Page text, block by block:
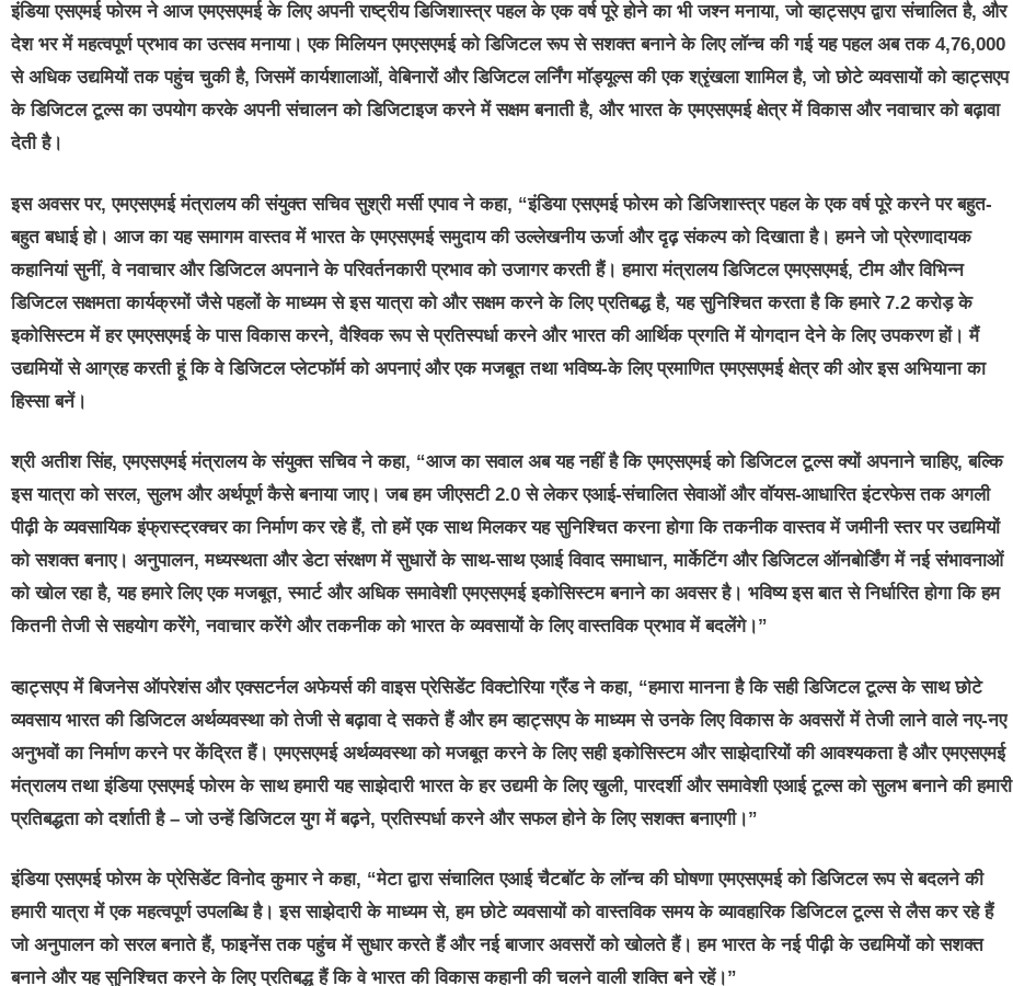
इंडिया एसएमई फोरम ने आज एमएसएमई के लिए अपनी राष्ट्रीय डिजिशास्त्र पहल के एक वर्ष पूरे होने का भी जश्न मनाया, जो व्हाट्सएप द्वारा संचालित है, और
देश भर में महत्वपूर्ण प्रभाव का उत्सव मनाया। एक मिलियन एमएसएमई को डिजिटल रूप से सशक्त बनाने के लिए लॉन्च की गई यह पहल अब तक 4,76,000
से अधिक उद्यमियों तक पहुंच चुकी है, जिसमें कार्यशालाओं, वेबिनारों और डिजिटल लर्निंग मॉड्यूल्स की एक श्रृंखला शामिल है, जो छोटे व्यवसायों को व्हाट्सएप
के डिजिटल टूल्स का उपयोग करके अपनी संचालन को डिजिटाइज करने में सक्षम बनाती है, और भारत के एमएसएमई क्षेत्र में विकास और नवाचार को बढ़ावा
देती है।
इस अवसर पर,एमएसएमई मंत्रालय की संयुक्त सचिव सुश्री मर्सी एपावने कहा, “इंडिया एसएमई फोरम को डिजिशास्त्र पहल के एक वर्ष पूरे करने पर बहुत-
बहुत बधाई हो। आज का यह समागम वास्तव में भारत के एमएसएमई समुदाय की उल्लेखनीय ऊर्जा और दृढ़ संकल्प को दिखाता है। हमने जो प्रेरणादायक
कहानियां सुनीं, वे नवाचार और डिजिटल अपनाने के परिवर्तनकारी प्रभाव को उजागर करती हैं। हमारा मंत्रालय डिजिटल एमएसएमई, टीम और विभिन्न
डिजिटल सक्षमता कार्यक्रमों जैसे पहलों के माध्यम से इस यात्रा को और सक्षम करने के लिए प्रतिबद्ध है, यह सुनिश्चित करता है कि हमारे 7.2 करोड़ के
इकोसिस्‍टम में हर एमएसएमई के पास विकास करने, वैश्विक रूप से प्रतिस्पर्धा करने और भारत की आर्थिक प्रगति में योगदान देने के लिए उपकरण हों। मैं
उद्यमियों से आग्रह करती हूं कि वे डिजिटल प्लेटफॉर्म को अपनाएं और एक मजबूत तथा भविष्य-के लिए प्रमाणित एमएसएमई क्षेत्र की ओर इस अभियाना का
हिस्सा बनें।
श्री अतीश सिंह,एमएसएमई मंत्रालय के संयुक्त सचिवने कहा, “आज का सवाल अब यह नहीं है कि एमएसएमई को डिजिटल टूल्स क्यों अपनाने चाहिए, बल्कि
इस यात्रा को सरल, सुलभ और अर्थपूर्ण कैसे बनाया जाए। जब हम जीएसटी 2.0 से लेकर एआई-संचालित सेवाओं और वॉयस-आधारित इंटरफेस तक अगली
पीढ़ी के व्यवसायिक इंफ्रास्ट्रक्चर का निर्माण कर रहे हैं, तो हमें एक साथ मिलकर यह सुनिश्चित करना होगा कि तकनीक वास्तव में जमीनी स्तर पर उद्यमियों
को सशक्त बनाए। अनुपालन, मध्यस्थता और डेटा संरक्षण में सुधारों के साथ-साथ एआई विवाद समाधान, मार्केटिंग और डिजिटल ऑनबोर्डिंग में नई संभावनाओं
को खोल रहा है, यह हमारे लिए एक मजबूत, स्मार्ट और अधिक समावेशी एमएसएमई इकोसिस्‍टम बनाने का अवसर है। भविष्य इस बात से निर्धारित होगा कि हम
कितनी तेजी से सहयोग करेंगे, नवाचार करेंगे और तकनीक को भारत के व्यवसायों के लिए वास्तविक प्रभाव में बदलेंगे।”
व्हाट्सएप में बिजनेस ऑपरेशंस और एक्सटर्नल अफेयर्स की वाइस प्रेसिडेंट विक्टोरिया ग्रैंडने कहा, “हमारा मानना है कि सही डिजिटल टूल्स के साथ छोटे
व्यवसाय भारत की डिजिटल अर्थव्यवस्था को तेजी से बढ़ावा दे सकते हैं और हम व्हाट्सएप के माध्यम से उनके लिए विकास के अवसरों में तेजी लाने वाले नए-नए
अनुभवों का निर्माण करने पर केंद्रित हैं। एमएसएमई अर्थव्यवस्था को मजबूत करने के लिए सही इकोसिस्‍टम और साझेदारियों की आवश्यकता है और एमएसएमई
मंत्रालय तथा इंडिया एसएमई फोरम के साथ हमारी यह साझेदारी भारत के हर उद्यमी के लिए खुली, पारदर्शी और समावेशी एआई टूल्स को सुलभ बनाने की हमारी
प्रतिबद्धता को दर्शाती है – जो उन्हें डिजिटल युग में बढ़ने, प्रतिस्पर्धा करने और सफल होने के लिए सशक्त बनाएगी।”
इंडिया एसएमई फोरम के प्रेसिडेंट विनोद कुमारने कहा, “मेटा द्वारा संचालित एआई चैटबॉट के लॉन्च की घोषणा एमएसएमई को डिजिटल रूप से बदलने की
हमारी यात्रा में एक महत्वपूर्ण उपलब्धि है। इस साझेदारी के माध्यम से, हम छोटे व्यवसायों को वास्तविक समय के व्यावहारिक डिजिटल टूल्स से लैस कर रहे हैं
जो अनुपालन को सरल बनाते हैं, फाइनेंस तक पहुंच में सुधार करते हैं और नई बाजार अवसरों को खोलते हैं। हम भारत के नई पीढ़ी के उद्यमियों को सशक्त
बनाने और यह सुनिश्चित करने के लिए प्रतिबद्ध हैं कि वे भारत की विकास कहानी की चलने वाली शक्ति बने रहें।”